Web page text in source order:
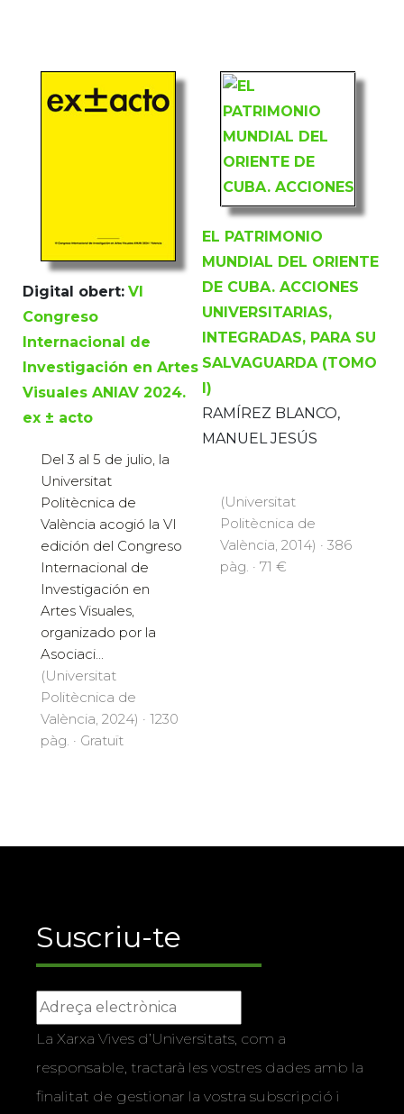
Digital obert: VI
Congreso
Internacional de
Investigación en Artes
Visuales ANIAV 2024.
ex ± acto
Del 3 al 5 de julio, la
Universitat
Politècnica de
València acogió la VI
edición del Congreso
Internacional de
Investigación en
Artes Visuales,
organizado por la
Asociaci...
(Universitat
Politècnica de
València, 2024) · 1230
pàg. · Gratuït
EL PATRIMONIO
MUNDIAL DEL ORIENTE
DE CUBA. ACCIONES
UNIVERSITARIAS,
INTEGRADAS, PARA SU
SALVAGUARDA (TOMO
I)
RAMÍREZ BLANCO,
MANUEL JESÚS
(Universitat
Politècnica de
València, 2014) · 386
pàg. · 71 €
Suscriu-te
La Xarxa Vives d’Universitats, com a
responsable, tractarà les vostres dades amb la
finalitat de gestionar la vostra subscripció i